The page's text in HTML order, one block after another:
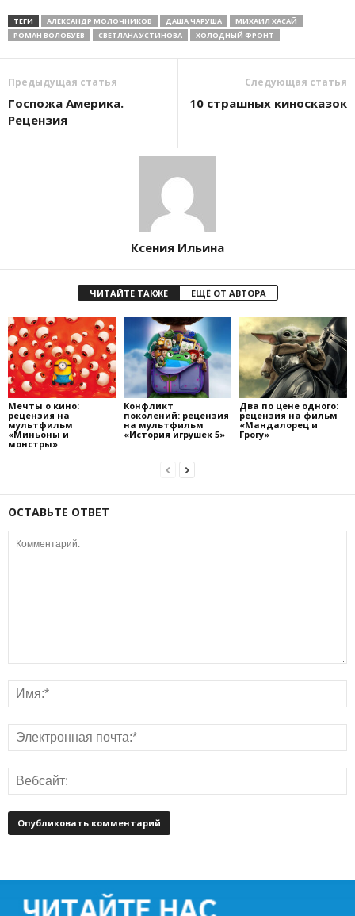
ТЕГИ АЛЕКСАНДР МОЛОЧНИКОВ ДАША ЧАРУША
МИХАИЛ ХАСАЙ
РОМАН ВОЛОБУЕВ
СВЕТЛАНА УСТИНОВА ХОЛОДНЫЙ ФРОНТ
Предыдущая статья
Госпожа Америка.
Рецензия
Следующая статья
10 страшных киносказок
Ксения Ильина
ЧИТАЙТЕ ТАКЖЕ ЕЩЁ ОТ АВТОРА
Мечты о кино:
рецензия на
мультфильм
«Миньоны и
монстры»
Конфликт
поколений: рецензия
на мультфильм
«История игрушек 5»
Два по цене одного:
рецензия на фильм
«Мандалорец и
Грогу»
ОСТАВЬТЕ ОТВЕТ